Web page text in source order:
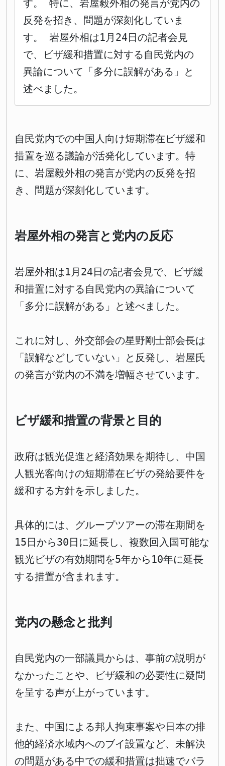
す。 特に、岩屋毅外相の発言が党内の
反発を招き、問題が深刻化していま
す。 岩屋外相は1月24日の記者会見
で、ビザ緩和措置に対する自民党内の
異論について「多分に誤解がある」と
述べました。
自民党内での中国人向け短期滞在ビザ緩和
措置を巡る議論が活発化しています。特
に、岩屋毅外相の発言が党内の反発を招
き、問題が深刻化しています。
岩屋外相の発言と党内の反応
岩屋外相は1月24日の記者会見で、ビザ緩
和措置に対する自民党内の異論について
「多分に誤解がある」と述べました。
これに対し、外交部会の星野剛士部会長は
「誤解などしていない」と反発し、岩屋氏
の発言が党内の不満を増幅させています。
ビザ緩和措置の背景と目的
政府は観光促進と経済効果を期待し、中国
人観光客向けの短期滞在ビザの発給要件を
緩和する方針を示しました。
具体的には、グループツアーの滞在期間を
15日から30日に延長し、複数回入国可能な
観光ビザの有効期間を5年から10年に延長
する措置が含まれます。
党内の懸念と批判
自民党内の一部議員からは、事前の説明が
なかったことや、ビザ緩和の必要性に疑問
を呈する声が上がっています。
また、中国による邦人拘束事案や日本の排
他的経済水域内へのブイ設置など、未解決
の問題がある中での緩和措置は拙速でバラ